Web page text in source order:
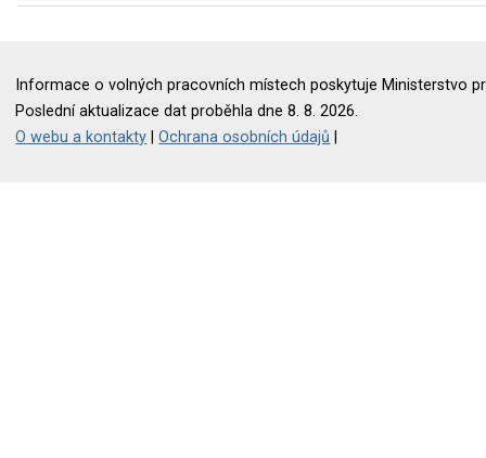
Informace o volných pracovních místech poskytuje Ministerstvo
Poslední aktualizace dat proběhla dne 8. 8. 2026.
O webu a kontakty |Ochrana osobních údajů